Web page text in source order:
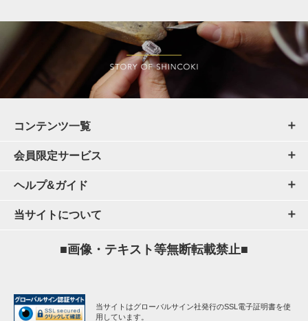
コンテンツ一覧
会員限定サービス
ヘルプ&ガイド
当サイトについて
■画像・テキスト等無断転載禁止■
当サイトはグローバルサイン社発行のSSL電子証明書を使
用しています。